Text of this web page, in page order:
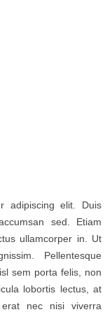
adipiscing elit. Duis
sed. Etiam
ullamcorper in. Ut
Pellentesque
sem porta felis, non
lobortis lectus, at
nec nisi viverra